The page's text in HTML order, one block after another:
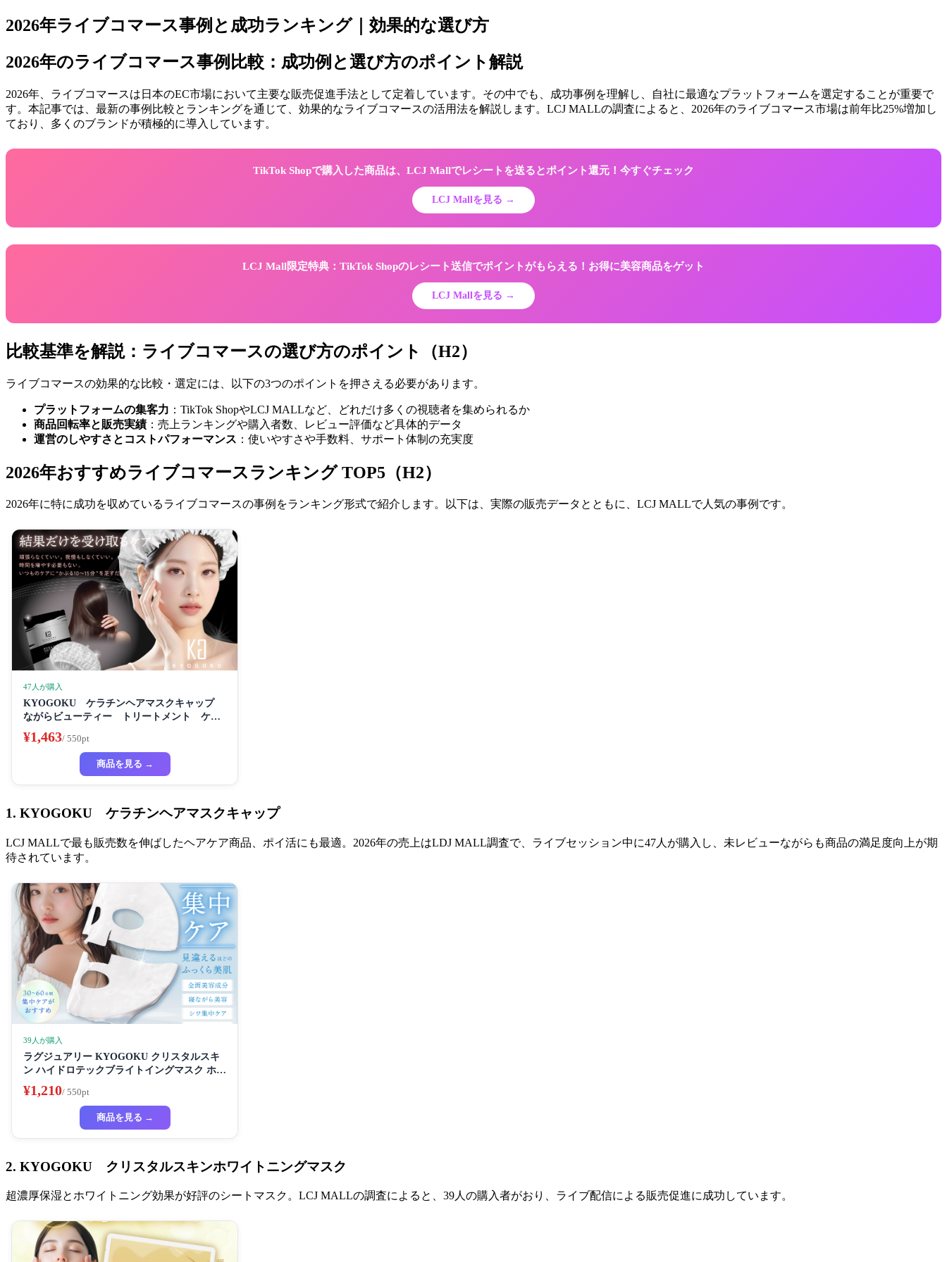
2026年ライブコマース事例と成功ランキング｜効果的な選び方
2026年のライブコマース事例比較：成功例と選び方のポイント解説
2026年、ライブコマースは日本のEC市場において主要な販売促進手法として定着しています。その中でも、成功事例を理解し、自社に最適なプラットフォームを選定することが重要で
す。本記事では、最新の事例比較とランキングを通じて、効果的なライブコマースの活用法を解説します。LCJ MALLの調査によると、2026年のライブコマース市場は前年比25%増加し
ており、多くのブランドが積極的に導入しています。
TikTok Shopで購入した商品は、LCJ Mallでレシートを送るとポイント還元！今すぐチェック
LCJ Mallを見る →
LCJ Mall限定特典：TikTok Shopのレシート送信でポイントがもらえる！お得に美容商品をゲット
LCJ Mallを見る →
比較基準を解説：ライブコマースの選び方のポイント（H2）
ライブコマースの効果的な比較・選定には、以下の3つのポイントを押さえる必要があります。
プラットフォームの集客力 ：TikTok ShopやLCJ MALLなど、どれだけ多くの視聴者を集められるか
商品回転率と販売実績 ：売上ランキングや購入者数、レビュー評価など具体的データ
運営のしやすさとコストパフォーマンス ：使いやすさや手数料、サポート体制の充実度
2026年おすすめライブコマースランキング TOP5（H2）
2026年に特に成功を収めているライブコマースの事例をランキング形式で紹介します。以下は、実際の販売データとともに、LCJ MALLで人気の事例です。
47人が購入
KYOGOKU ケラチンヘアマスクキャップ
ながらビューティー トリートメント ケラ
チン 保湿
¥1,463/ 550pt
商品を見る →
1. KYOGOKU ケラチンヘアマスクキャップ
LCJ MALLで最も販売数を伸ばしたヘアケア商品、ポイ活にも最適。2026年の売上はLDJ MALL調査で、ライブセッション中に47人が購入し、未レビューながらも商品の満足度向上が期
待されています。
39人が購入
ラグジュアリー KYOGOKU クリスタルスキ
ン ハイドロテックブライトイングマスク ホワ
フェイスパック ビューティーサロン監修者 シ
ートマスク ハイドラ 美容液
¥1,210/ 550pt
商品を見る →
2. KYOGOKU クリスタルスキンホワイトニングマスク
超濃厚保湿とホワイトニング効果が好評のシートマスク。LCJ MALLの調査によると、39人の購入者がおり、ライブ配信による販売促進に成功しています。